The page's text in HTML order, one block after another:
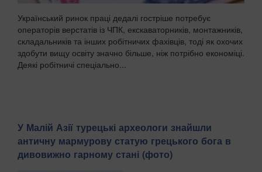
Український ринок праці дедалі гостріше потребує
операторів верстатів із ЧПК, екскаваторників, монтажників,
складальників та інших робітничих фахівців, тоді як охочих
здобути вищу освіту значно більше, ніж потрібно економіці.
Деякі робітничі спеціально...
У Малій Азії турецькі археологи знайшли
античну мармурову статую грецького бога в
дивовижно гарному стані (фото)